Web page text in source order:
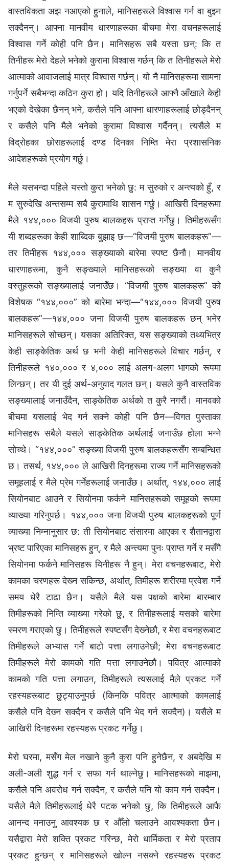
वास्तविकता अझ नआएको हुनाले, मानिसहरूले विश्‍वास गर्न वा बुझ्‍न
सक्दैनन्। आफ्ना मानवीय धारणाहरूका बीचमा मेरा वचनहरूलाई
विश्‍वास गर्ने कोही पनि छैन। मानिसहरू सबै यस्ता छन्: कि त
तिनीहरू मेरो देहले भनेको कुरामा विश्‍वास गर्छन् कि त तिनीहरूले मेरो
आत्माको आवाजलाई मात्र विश्‍वास गर्छन्। यो नै मानिसहरूमा सामना
गर्नुपर्ने सबैभन्दा कठिन कुरा हो। यदि तिनीहरूले आफ्‍नै आँखाले केही
भएको देखेका छैनन् भने, कसैले पनि आफ्ना धारणाहरूलाई छोड्दैनन्
र कसैले पनि मैले भनेको कुरामा विश्‍वास गर्दैनन्। त्यसैले म
विद्रोहका छोराहरूलाई दण्ड दिनका निम्ति मेरा प्रशासनिक
आदेशहरूको प्रयोग गर्छु।
मैले यसभन्दा पहिले यस्तो कुरा भनेको छु: म सुरुको र अन्त्यको हुँ, र
म सुरुदेखि अन्तसम्म सबै कुरामाथि शासन गर्छु। आखिरी दिनहरूमा
मैले १४४,००० विजयी पुरुष बालकहरू प्राप्त गर्नेछु। तिमीहरूसँग
यी शब्दहरूका केही शाब्दिक बुझाइ छ—“विजयी पुरुष बालकहरू”—
तर तिमीहरू १४४,००० सङ्ख्याको बारेमा स्पष्ट छैनौ। मानवीय
धारणाहरूमा, कुनै सङ्ख्याले मानिसहरूको सङ्ख्या वा कुनै
वस्तुहरूको सङ्ख्यालाई जनाउँछ। “विजयी पुरुष बालकहरू” को
विशेषक “१४४,०००” को बारेमा भन्दा—“१४४,००० विजयी पुरुष
बालकहरू”—१४४,००० जना विजयी पुरुष बालकहरू छन् भनेर
मानिसहरूले सोच्छन्। यसका अतिरिक्त, यस सङ्ख्याको तथ्यभित्र
केही साङ्केतिक अर्थ छ भनी केही मानिसहरूले विचार गर्छन्, र
तिनीहरूले १४०,००० र ४,००० लाई अलग-अलग भागको रूपमा
लिन्छन्। तर यी दुई अर्थ-अनुवाद गलत छन्। यसले कुनै वास्तविक
सङ्ख्यालाई जनाउँदैन, साङ्केतिक अर्थको त कुरै नगरौं। मानवको
बीचमा यसलाई भेद गर्न सक्ने कोही पनि छैन—विगत पुस्ताका
मानिसहरू सबैले यसले साङ्केतिक अर्थलाई जनाउँछ होला भन्‍ने
सोच्थे। “१४४,०००” सङ्ख्या विजयी पुरुष बालकहरूसँग सम्बन्धित
छ। तसर्थ, १४४,००० ले आखिरी दिनहरूमा राज्य गर्ने मानिसहरूको
समूहलाई र मैले प्रेम गर्नेहरूलाई जनाउँछ। अर्थात्, १४४,००० लाई
सियोनबाट आउने र सियोनमा फर्कने मानिसहरूको समूहको रूपमा
व्याख्या गरिनुपर्छ। १४४,००० जना विजयी पुरुष बालकहरूको पूर्ण
व्याख्या निम्‍नानुसार छ: ती सियोनबाट संसारमा आएका र शैतानद्वारा
भ्रष्ट पारिएका मानिसहरू हुन्, र मैले अन्त्यमा पुनः प्राप्त गर्ने र मसँगै
सियोनमा फर्कने मानिसहरू यिनीहरू नै हुन्। मेरा वचनहरूबाट, मेरो
कामका चरणहरू देख्‍न सकिन्छ, अर्थात्, तिमीहरू शरीरमा प्रवेश गर्ने
समय धेरै टाढा छैन। यसैले मैले यस पक्षको बारेमा बारम्बार
तिमीहरूको निम्ति व्याख्या गरेको छु, र तिमीहरूलाई यसको बारेमा
स्मरण गराएको छु। तिमीहरूले स्पष्टसँग देख्‍नेछौ, र मेरा वचनहरूबाट
तिमीहरूले अभ्यास गर्ने बाटो पत्ता लगाउनेछौ; मेरा वचनहरूबाट
तिमीहरूले मेरो कामको गति पत्ता लगाउनेछौ। पवित्र आत्माको
कामको गति पत्ता लगाउन, तिमीहरूले त्यसलाई मैले प्रकट गर्ने
रहस्यहरूबाट छुट्याउनुपर्छ (किनकि पवित्र आत्माको कामलाई
कसैले पनि देख्‍न सक्दैन र कसैले पनि भेद गर्न सक्दैन)। यसैले म
आखिरी दिनहरूमा रहस्यहरू प्रकट गर्नेछु।
मेरो घरमा, मसँग मेल नखाने कुनै कुरा पनि हुनेछैन, र अबदेखि म
अली-अली शुद्ध गर्न र सफा गर्न थाल्‍नेछु। मानिसहरूको माझमा,
कसैले पनि अवरोध गर्न सक्दैन, र कसैले पनि यो काम गर्न सक्दैन।
यसैले मैले तिमीहरूलाई धेरै पटक भनेको छु, कि तिमीहरूले आफै
आनन्द मनाउनु आवश्यक छ र औँलो चलाउने आवश्यकता छैन।
यसैद्वारा मेरो शक्ति प्रकट गरिन्छ, मेरो धार्मिकता र मेरो प्रताप
प्रकट हुन्छन् र मानिसहरूले खोल्‍न नसक्ने रहस्यहरू प्रकट